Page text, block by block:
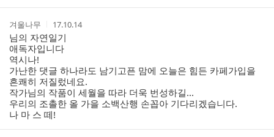
작
성
자
겨울나무
작
성
시
간
17.10.14
님의 자연일기
애독자입니다
역시나!
가난한 댓글 하나라도 남기고픈 맘에 오늘은 힘든 카페가입을
흔쾌히 저질렀네요.
작가님의 작품이 세월을 따라 더욱 번성하길...
우리의 조촐한 올 가을 소백산행 손꼽아 기다리겠습니다.
나 마 스 떼!